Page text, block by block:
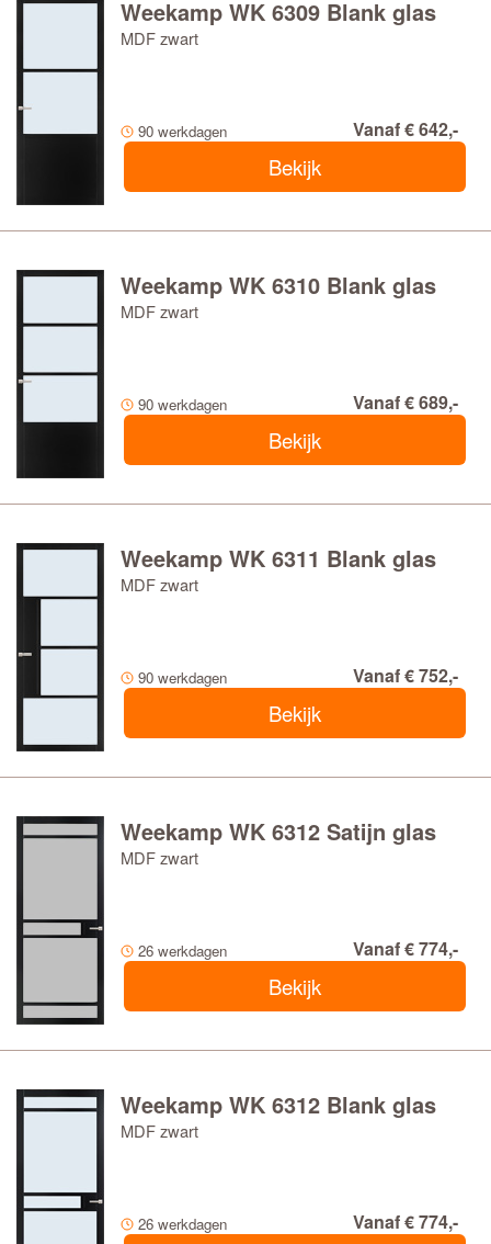
Weekamp WK 6309 Blank glas
MDF zwart
90 werkdagen Vanaf € 642,-
Bekijk
Weekamp WK 6310 Blank glas
MDF zwart
90 werkdagen Vanaf € 689,-
Bekijk
Weekamp WK 6311 Blank glas
MDF zwart
90 werkdagen Vanaf € 752,-
Bekijk
Weekamp WK 6312 Satijn glas
MDF zwart
26 werkdagen Vanaf € 774,-
Bekijk
Weekamp WK 6312 Blank glas
MDF zwart
26 werkdagen Vanaf € 774,-